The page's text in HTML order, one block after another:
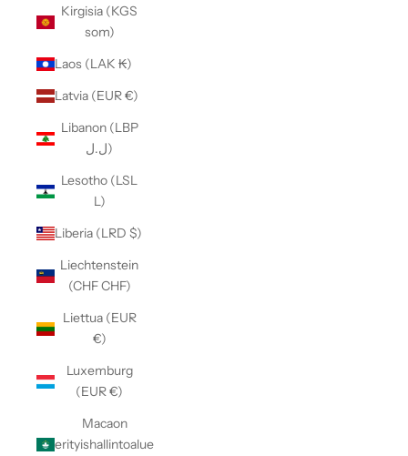
Kirgisia (KGS
som)
Laos (LAK ₭)
Latvia (EUR €)
Libanon (LBP
ل.ل)
Lesotho (LSL
L)
Liberia (LRD $)
Liechtenstein
(CHF CHF)
Liettua (EUR
€)
Luxemburg
(EUR €)
Macaon
erityishallintoalue